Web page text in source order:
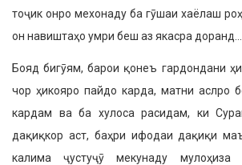
тоҷик онро мехонаду ба гӯшаи хаёлаш
он навиштаҳо умри беш аз якасра доранд…
Бояд бигӯям, барои қонеъ гардондани
чор ҳикояро пайдо карда, матни аслро
кардам ва ба хулоса расидам, ки
дақиқкор аст, баҳри ифо­даи дақиқи
калима ҷустуҷӯ мекунаду